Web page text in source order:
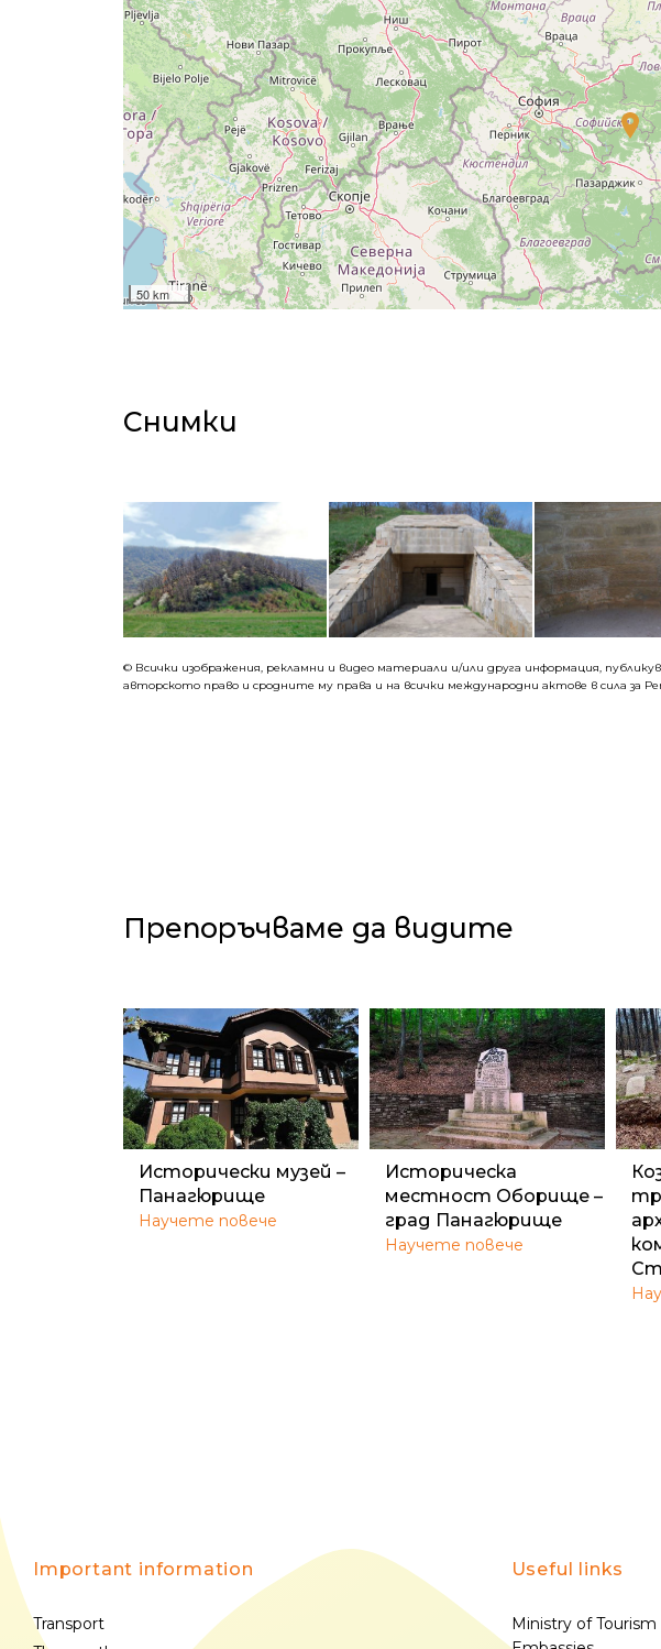
50 km
Снимки
© Всички изображения, рекламни и видео материали и/или друга информация,
авторското право и сродните му права и на всички международни актове в сила за
Препоръчваме да видите
Исторически музей –
Панагюрище
Научете повече
Историческа
местност Оборище –
град Панагюрищe
Научете повече
Important information
Transport
Useful links
Ministry of Tourism